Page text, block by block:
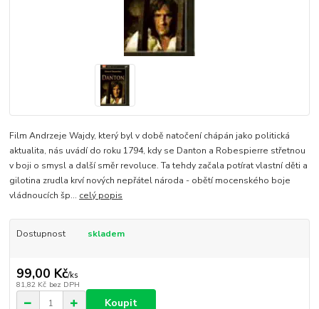
Film Andrzeje Wajdy, který byl v době natočení chápán jako politická
aktualita, nás uvádí do roku 1794, kdy se Danton a Robespierre střetnou
v boji o smysl a další směr revoluce. Ta tehdy začala potírat vlastní děti a
gilotina zrudla krví nových nepřátel národa - obětí mocenského boje
vládnoucích šp... celý popis
Dostupnost skladem
99,00 Kč/ks
81,82 Kč bez DPH
Koupit